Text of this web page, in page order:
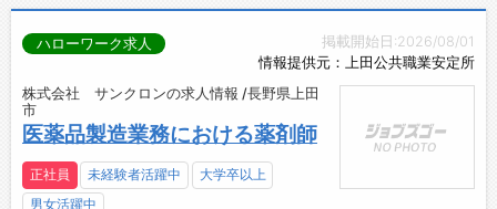
掲載開始日:2026/08/01
情報提供元：上田公共職業安定所
ハローワーク求人
株式会社 サンクロンの求人情報 /長野県上田
市
医薬品製造業務における薬剤師
正社員 未経験者活躍中
大学卒以上
男女活躍中